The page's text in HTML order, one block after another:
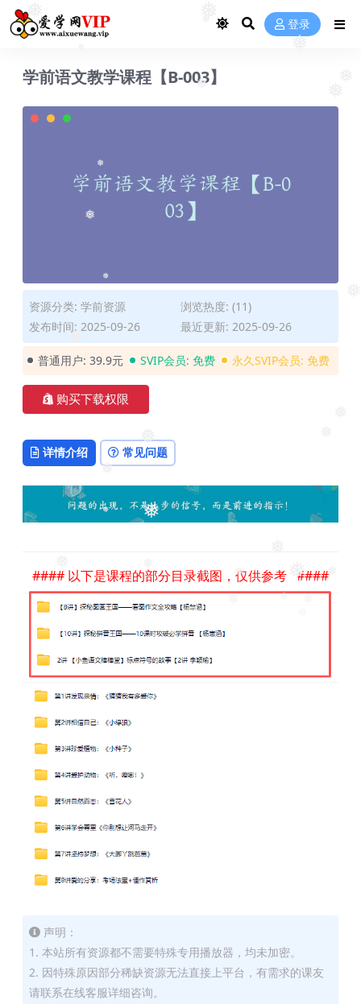
❅
❅
❅
❅
❅
❅
❅
❅
❅ ❅
❅
❅
❅
❅
❅ ❅ 登录
学前语文教学课程【B-003】
资源分类: 学前资源
浏览热度: (11)
发布时间: 2025-09-26
最近更新: 2025-09-26
普通用户: 39.9元 SVIP会员: 免费 永久SVIP会员: 免费
购买下载权限
详情介绍 常见问题
#### 以下是课程的部分目录截图，仅供参考 ####
声明：
1. 本站所有资源都不需要特殊专用播放器，均未加密。
2. 因特殊原因部分稀缺资源无法直接上平台，有需求的课友
请联系在线客服详细咨询。